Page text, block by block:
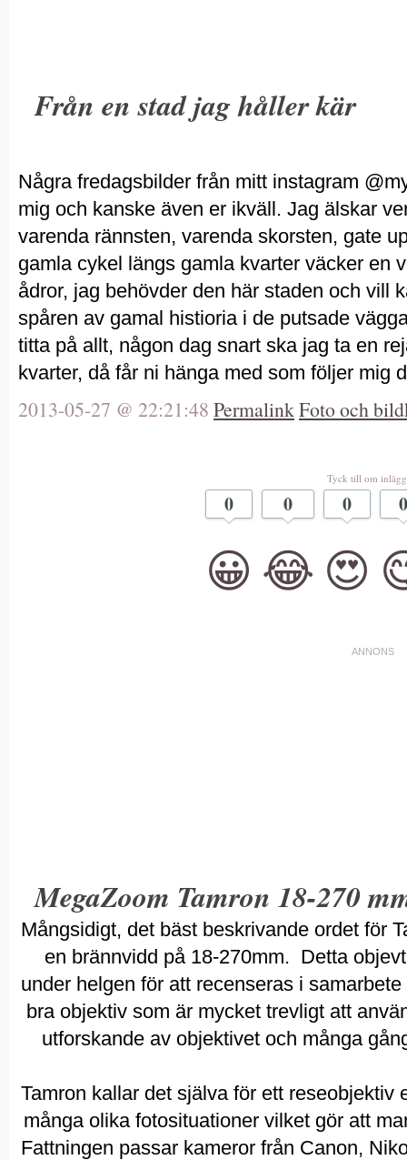
Från en stad jag håller kär
Några fredagsbilder från mitt instagram
mig och kanske även er ikväll. Jag älskar
varenda rännsten, varenda skorsten, gate
gamla cykel längs gamla kvarter väcker en
ådror, jag behövder den här staden och vill
spåren av gamal histioria i de putsade
titta på allt, någon dag snart ska jag ta en
kvarter, då får ni hänga med som följer mig
2013-05-27 @ 22:21:48 PermalinkFoto och
Tyck till om
0
😀
0
😂
0
😍
0
MegaZoom Tamron 18-270
Mångsidigt, det bäst beskrivande ordet för
en brännvidd på 18-270mm. Detta
under helgen för att recenseras i
bra objektiv som är mycket trevligt att
utforskande av objektivet och många
Tamron kallar det själva för ett reseobjektiv
många olika fotosituationer vilket gör att
Fattningen passar kameror från Canon,